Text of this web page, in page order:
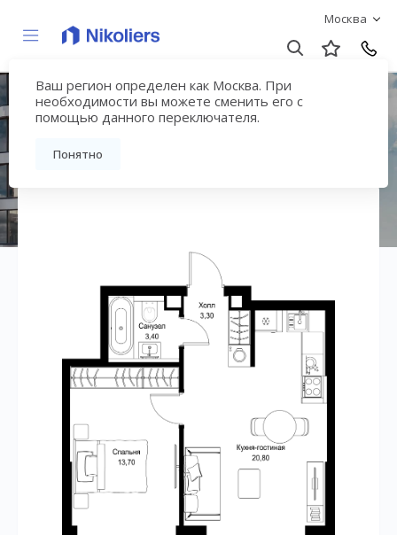
Москва
Ваш регион определен как Москва. При
необходимости вы можете сменить его с
помощью данного переключателя.
Понятно
ЖК «СИТИДЗЕН»
Вернуться на страницу жилого комплекса